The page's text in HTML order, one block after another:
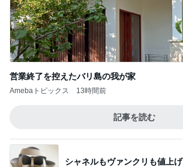
営業終了を控えたバリ島の我が家
Amebaトピックス 13時間前
記事を読む
シャネルもヴァンクリも値上げ